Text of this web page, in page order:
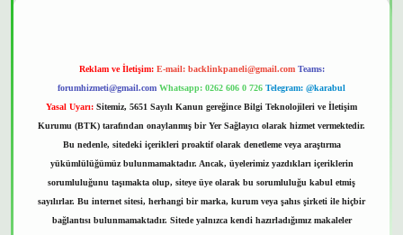
Reklam ve İletişim: E-mail: backlinkpaneli@gmail.com Teams:
forumhizmeti@gmail.com Whatsapp: 0262 606 0 726 Telegram: @karabul
Yasal Uyarı: Sitemiz, 5651 Sayılı Kanun gereğince Bilgi Teknolojileri ve İletişim
Kurumu (BTK) tarafından onaylanmış bir Yer Sağlayıcı olarak hizmet vermektedir.
Bu nedenle, sitedeki içerikleri proaktif olarak denetleme veya araştırma
yükümlülüğümüz bulunmamaktadır. Ancak, üyelerimiz yazdıkları içeriklerin
sorumluluğunu taşımakta olup, siteye üye olarak bu sorumluluğu kabul etmiş
sayılırlar. Bu internet sitesi, herhangi bir marka, kurum veya şahıs şirketi ile hiçbir
bağlantısı bulunmamaktadır. Sitede yalnızca kendi hazırladığımız makaleler